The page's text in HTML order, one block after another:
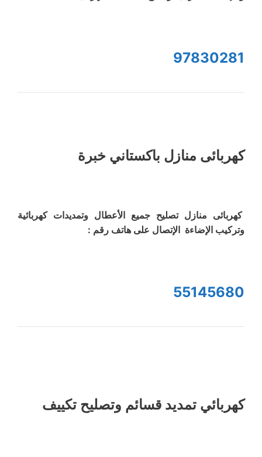
97830281
كهربائى منازل باكستاني خبرة
كهربائى منازل تصليح جميع الأعطال وتمديدات كهربائية
وتركيب الإضاءة الإتصال على هاتف رقم :
55145680
كهربائي تمديد قسائم وتصليح تكييف